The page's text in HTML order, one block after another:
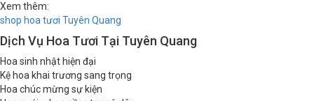
Xem thêm:
shop hoa tươi Tuyên Quang
Dịch Vụ Hoa Tươi Tại Tuyên Quang
Hoa sinh nhật hiện đại
Kệ hoa khai trương sang trọng
Hoa chúc mừng sự kiện